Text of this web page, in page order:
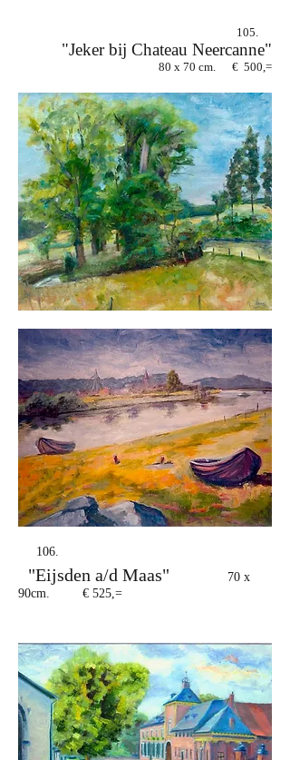
105.
"Jeker bij Chateau Neercanne"
80 x 70 cm. € 500,=
106.
"Eijsden a/d Maas"
70 x
90cm. € 525,=